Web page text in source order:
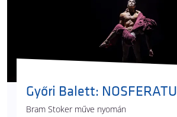
Győri Balett: NOSFERATU
Bram Stoker műve nyomán